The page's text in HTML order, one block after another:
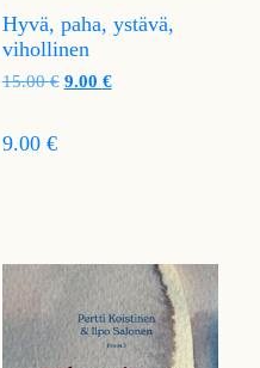
Hyvä, paha, ystävä,
vihollinen
15.00€ 9.00 €
9.00 €